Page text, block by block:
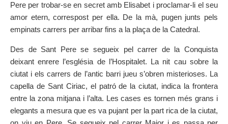
Pere per trobar-se en secret amb Elisabet i proclamar-li el seu
amor etern, correspost per ella. De la mà, pugen junts pels
empinats carrers per arribar fins a la plaça de la Catedral.
Des de Sant Pere se segueix pel carrer de la Conquista
deixant enrere l’església de l’Hospitalet. La nit cau sobre la
ciutat i els carrers de l’antic barri jueu s’obren misterioses. La
capella de Sant Ciriac, el patró de la ciutat, indica la frontera
entre la zona mitjana i l’alta. Les cases es tornen més grans i
elegants a mesura que es va pujant per la part rica de la ciutat,